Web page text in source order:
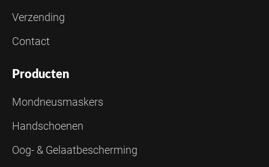
Verzending
Contact
Producten
Mondneusmaskers
Handschoenen
Oog- & Gelaatbescherming